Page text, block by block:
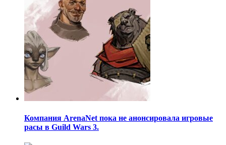
Компания ArenaNet пока не анонсировала игровые
расы в Guild Wars 3.